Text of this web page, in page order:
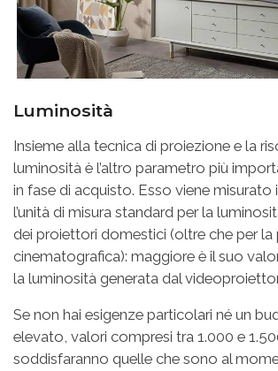
Luminosità
Insieme alla tecnica di proiezione e la
luminosità è l’altro parametro più
in fase di acquisto. Esso viene misurato
l’unità di misura standard per la
dei proiettori domestici (oltre che per la
cinematografica): maggiore è il suo
la luminosità generata dal
Se non hai esigenze particolari né un
elevato, valori compresi tra 1.000 e
soddisfaranno quelle che sono al